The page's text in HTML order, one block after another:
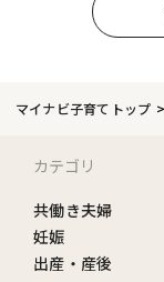
マイナビ子育てトップ
カテゴリ
共働き夫婦
妊娠
出産・産後